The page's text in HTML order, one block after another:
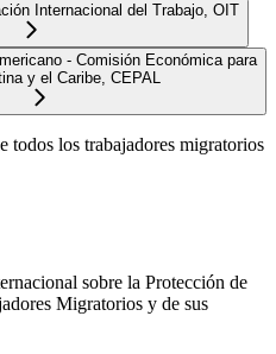
Internacional del Trabajo, OIT
- Comisión Económica para
y el Caribe, CEPAL
los trabajadores migratorios
sobre la Protección de
Migratorios y de sus